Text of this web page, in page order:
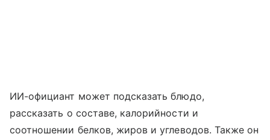
ИИ-официант может подсказать блюдо,
рассказать о составе, калорийности и
соотношении белков, жиров и углеводов. Также он